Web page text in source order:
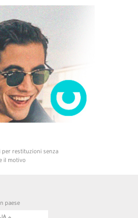
restituzioni senza
il motivo
paese